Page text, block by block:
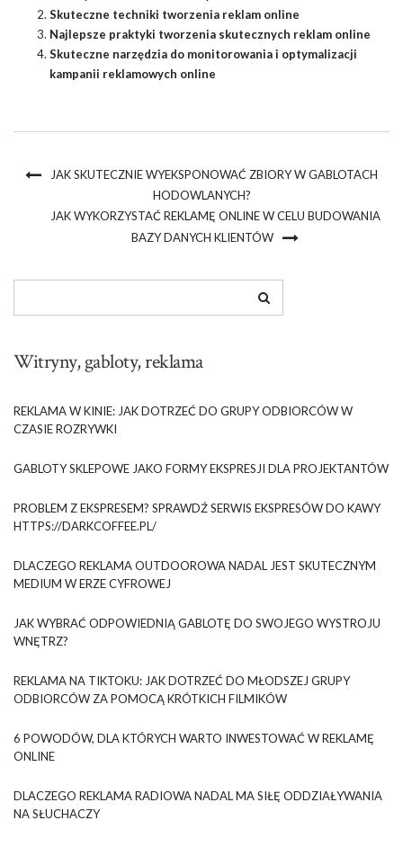
Skuteczne techniki tworzenia reklam online
Najlepsze praktyki tworzenia skutecznych reklam online
Skuteczne narzędzia do monitorowania i optymalizacji
kampanii reklamowych online
JAK SKUTECZNIE WYEKSPONOWAĆ ZBIORY W GABLOTACH
HODOWLANYCH?
JAK WYKORZYSTAĆ REKLAMĘ ONLINE W CELU BUDOWANIA
BAZY DANYCH KLIENTÓW
Witryny, gabloty, reklama
REKLAMA W KINIE: JAK DOTRZEĆ DO GRUPY ODBIORCÓW W
CZASIE ROZRYWKI
GABLOTY SKLEPOWE JAKO FORMY EKSPRESJI DLA PROJEKTANTÓW
PROBLEM Z EKSPRESEM? SPRAWDŹ SERWIS EKSPRESÓW DO KAWY
HTTPS://DARKCOFFEE.PL/
DLACZEGO REKLAMA OUTDOOROWA NADAL JEST SKUTECZNYM
MEDIUM W ERZE CYFROWEJ
JAK WYBRAĆ ODPOWIEDNIĄ GABLOTĘ DO SWOJEGO WYSTROJU
WNĘTRZ?
REKLAMA NA TIKTOKU: JAK DOTRZEĆ DO MŁODSZEJ GRUPY
ODBIORCÓW ZA POMOCĄ KRÓTKICH FILMIKÓW
6 POWODÓW, DLA KTÓRYCH WARTO INWESTOWAĆ W REKLAMĘ
ONLINE
DLACZEGO REKLAMA RADIOWA NADAL MA SIŁĘ ODDZIAŁYWANIA
NA SŁUCHACZY